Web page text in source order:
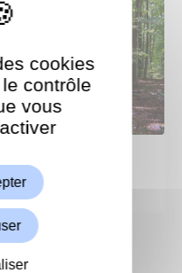
forêts !
cookies
contrôle
vous